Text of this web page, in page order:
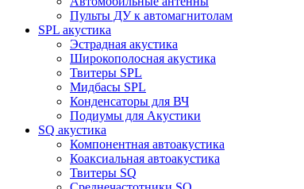
Пульты ДУ к автомагнитолам
SPL акустика
Эстрадная акустика
Широкополосная акустика
Твитеры SPL
Мидбасы SPL
Конденсаторы для ВЧ
Подиумы для Акустики
SQ акустика
Компонентная автоакустика
Коаксиальная автоакустика
Твитеры SQ